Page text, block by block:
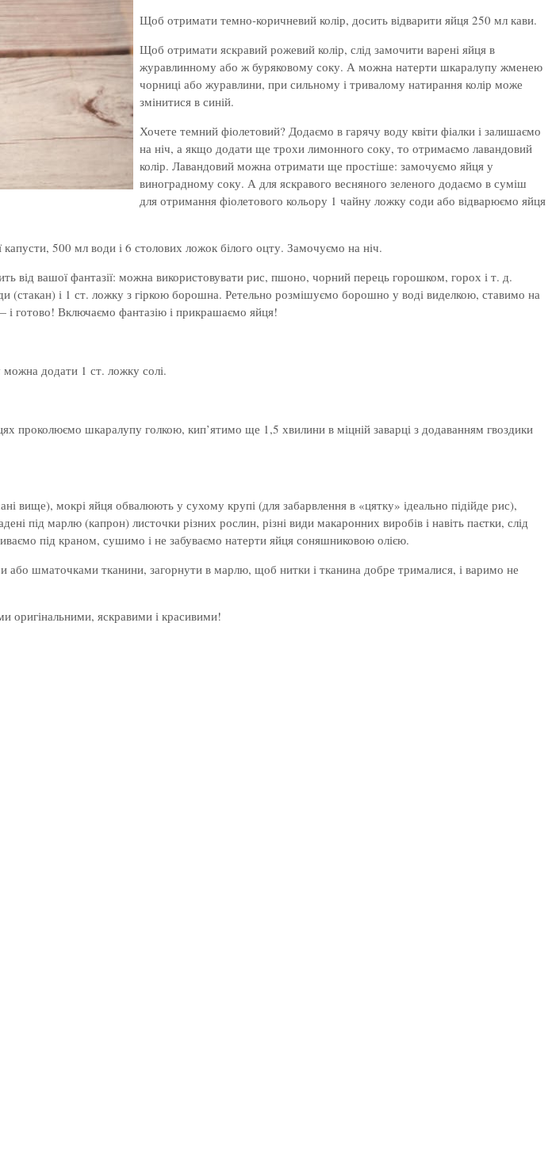
Щоб отримати темно-коричневий колір, досить відварити яйця 250 мл кави.
Щоб отримати яскравий рожевий колір, слід замочити варені яйця в
журавлинному або ж буряковому соку. А можна натерти шкаралупу жменею
чорниці або журавлини, при сильному і тривалому натирання колір може
змінитися в синій.
Хочете темний фіолетовий? Додаємо в гарячу воду квіти фіалки і залишаємо
на ніч, а якщо додати ще трохи лимонного соку, то отримаємо лавандовий
колір. Лавандовий можна отримати ще простіше: замочуємо яйця у
виноградному соку. А для яскравого весняного зеленого додаємо в суміш
для отримання фіолетового кольору 1 чайну ложку соди або відварюємо яйця
500 мл води і 6 столових ложок білого оцту. Замочуємо на ніч.
від вашої фантазії: можна використовувати рис, пшоно, чорний перець горошком, горох і т. д.
і 1 ст. ложку з гіркою борошна. Ретельно розмішуємо борошно у воді виделкою, ставимо на
і готово! Включаємо фантазію і прикрашаємо яйця!
можна додати 1 ст. ложку солі.
проколюємо шкаралупу голкою, кип’ятимо ще 1,5 хвилини в міцній заварці з додаванням гвоздики
мокрі яйця обвалюють у сухому крупі (для забарвлення в «цятку» ідеально підійде рис),
під марлю (капрон) листочки різних рослин, різні види макаронних виробів і навіть паєтки, слід
під краном, сушимо і не забуваємо натерти яйця соняшниковою олією.
шматочками тканини, загорнути в марлю, щоб нитки і тканина добре трималися, і варимо не
оригінальними, яскравими і красивими!